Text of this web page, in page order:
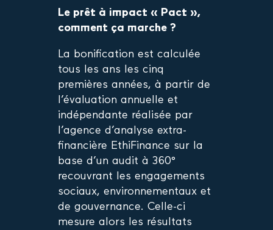
Le prêt à impact « Pact »,
comment ça marche ?
La bonification est calculée
tous les ans les cinq
premières années, à partir de
l’évaluation annuelle et
indépendante réalisée par
l’agence d’analyse extra-
financière EthiFinance sur la
base d’un audit à 360°
recouvrant les engagements
sociaux, environnementaux et
de gouvernance. Celle-ci
mesure alors les résultats